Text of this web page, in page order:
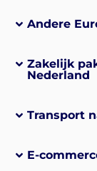
Andere
Zakelijk
Nederland
Transport
E-